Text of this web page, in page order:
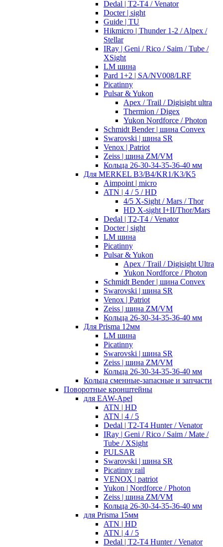
Dedal | T2-T4 / Venator
Docter | sight
Guide | TU
Hikmicro | Thunder 1-2 / Alpex /
Stellar
IRay | Geni / Rico / Saim / Tube /
XSight
LM шина
Pard 1+2 | SA/NV008/LRF
Picatinny
Pulsar & Yukon
Apex / Trail / Digisight ultra
Thermion / Digex
Yukon Nordforce / Photon
Schmidt Bender | шина Convex
Swarovski | шина SR
Venox | Patriot
Zeiss | шина ZM/VM
Кольца 26-30-34-35-36-40 мм
Для MERKEL B3/B4/KR1/K3/K5
Aimpoint | micro
ATN | 4 / 5 / HD
4/5 X-Sight / Mars / Thor
HD X-sight I+II/Thor/Mars
Dedal | T2-T4 / Venator
Docter | sight
LM шина
Picatinny
Pulsar & Yukon
Apex / Trail / Digisight Ultra
Yukon Nordforce / Photon
Schmidt Bender | шина Convex
Swarovski | шина SR
Venox | Patriot
Zeiss | шина ZM/VM
Кольца 26-30-34-35-36-40 мм
Для Prisma 12мм
LM шина
Picatinny
Swarovski | шина SR
Zeiss | шина ZM/VM
Кольца 26-30-34-35-36-40 мм
Кольца сменные-запасные и запчасти
Поворотные кронштейны
для EAW-Apel
ATN | HD
ATN | 4 / 5
Dedal | T2-T4 Hunter / Venator
IRay | Geni / Rico / Saim / Mate /
Tube / XSight
PULSAR
Swarovski | шина SR
Picatinny rail
VENOX | patriot
Yukon | Nordforce / Photon
Zeiss | шина ZM/VM
Кольца 26-30-34-35-36-40 мм
для Prisma 15мм
ATN | HD
ATN | 4 / 5
Dedal | T2-T4 Hunter / Venator